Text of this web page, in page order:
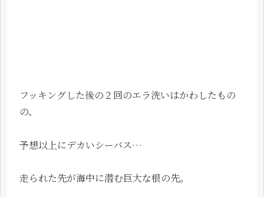
フッキングした後の２回のエラ洗いはかわしたもの
の、
予想以上にデカいシーバス…
走られた先が海中に潜む巨大な根の先。